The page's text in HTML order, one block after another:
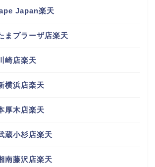
Japan楽天
まプラーザ店楽天
崎店楽天
横浜店楽天
厚木店楽天
蔵小杉店楽天
南藤沢店楽天